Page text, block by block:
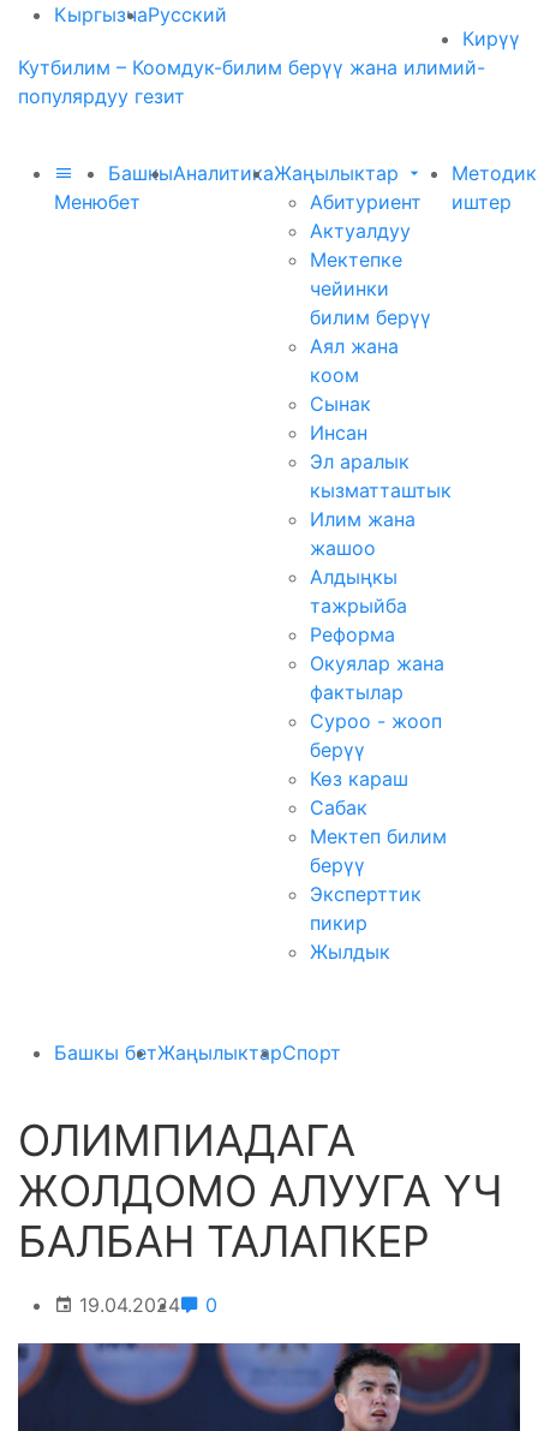
КыргызчаРусский
Кирүү
Кутбилим – Коомдук-билим берүү жана илимий-
популярдуу гезит
Меню
Башкы
бет
АналитикаЖаңылыктар
Абитуриент
Актуалдуу
Мектепке
чейинки
билим берүү
Аял жана
коом
Сынак
Инсан
Эл аралык
кызматташтык
Илим жана
жашоо
Алдыңкы
тажрыйба
Реформа
Окуялар жана
фактылар
Суроо - жооп
берүү
Көз караш
Сабак
Мектеп билим
берүү
Эксперттик
пикир
Жылдык
иштер
Башкы бетЖаңылыктарСпорт
ОЛИМПИАДАГА
ЖОЛДОМО АЛУУГА ҮЧ
БАЛБАН ТАЛАПКЕР
19.04.2024 0